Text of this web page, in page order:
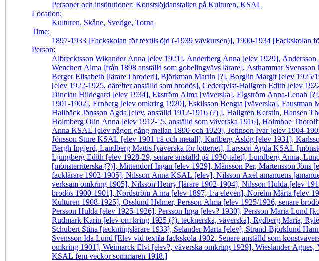
Personer och institutioner: Konstslöjdanstalten på Kulturen, KSAL
Location:
Kulturen, Skåne, Sverige, Torna
Time:
1897-1933 [Fackskolan för textilslöjd (-1939 vävkursen)], 1900-1934 [Fackskolan
Person:
Albrecktsson Wikander Anna [elev 1921], Anderberg Anna [elev 1929],
Wenchert Alma [från 1898 anställd som gobelingvävs lärare], Asthammar
Berger Elisabeth [lärare i broderi], Björkman Martin [?], Borglin Margit [elev 1925/
[elev 1922-1925, därefter anställd som brodös], Cederqvist-Hallgren Edith [elev
Dinclau Hildegard [elev 1934], Ekström Alma [väverska], Elgström Anna-Lenah
1901-1902], Ernberg [elev omkring 1920], Eskilsson Bengta [väverska],
Hallbäck Jönsson Agda [elev, anställd 1912-1916 (?) ], Hallgren Kerstin, Hansen
Holmberg Olin Anna [elev 1912-15, anställd som väverska 1916], Holmboe
Anna KSAL [elev någon gång mellan 1890 och 1920], Johnson Ivar [elev 1904-
Jönsson Sture KSAL [elev 1901 trä och metall], Karlberg Åslög [elev 1931],
Bergh Ingjerd, Landberg Mattis [väverska för lotteriet], Larsson Agda KSAL
Ljungberg Edith [elev 1928-29, senare anställd på 1930-talet], Lundberg Anna,
[mönsterriterska (?)], Mittendorf Ingan [elev 1929], Månsson Per, Mårtensson Jöns
facklärare 1902-1905], Nilsson Anna KSAL [elev], Nilsson Axel amanuens
verksam omkring 1905], Nilsson Henry [lärare 1902-1904], Nilsson Hulda [elev
brodös 1900-1901], Nordström Anna [elev 1897, 1:a eleven], Norehn Märta [elev
Kulturen 1908-1925], Osslund Helmer, Persson Alma [elev 1925/1926, senare
Persson Hulda [elev 1925-1926], Persson Inga [elev? 1930], Persson Maria Lund
Rudmark Karin [elev om kring 1925 (?). tecknerska, väverska], Rydberg Maria,
Schubert Stina [teckningslärare 1933], Selander Marta [elev], Strand-Björklund
Svensson Ida Lund [Elev vid textila fackskola 1902. Senare anställd som
omkring 1901], Weimarck Elvi [elev?, väverska omkring 1929], Wieslander
KSAL fem veckor sommaren 1918.]